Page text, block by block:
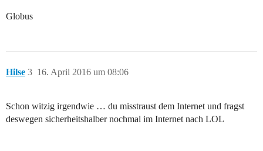
Globus
Hilse 16. April 2016 um 08:06
3
Schon witzig irgendwie … du misstraust dem Internet und fragst
deswegen sicherheitshalber nochmal im Internet nach LOL